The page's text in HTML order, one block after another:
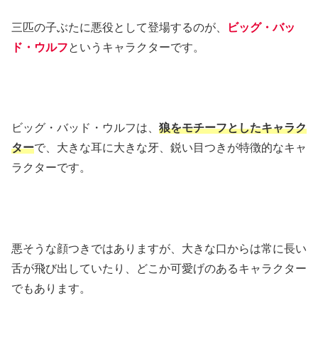
三匹の子ぶたに悪役として登場するのが、
ビッグ・バッ
ド・ウルフというキャラクターです。
ビッグ・バッド・ウルフは、 狼をモチーフとしたキャラク
ターで、大きな耳に大きな牙、鋭い目つきが特徴的なキャ
ラクターです。
悪そうな顔つきではありますが、大きな口からは常に長い
舌が飛び出していたり、どこか可愛げのあるキャラクター
でもあります。